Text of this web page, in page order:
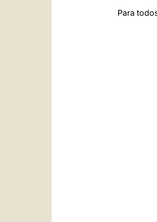
Para